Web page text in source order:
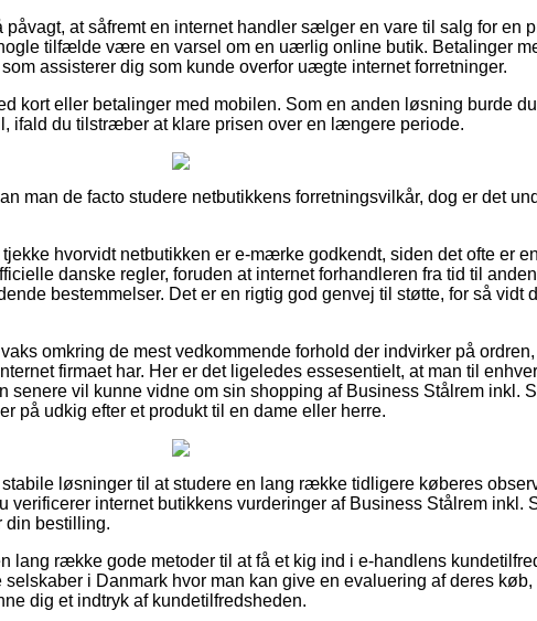
at såfremt en internet handler sælger en vare til salg for en
tilfælde være en varsel om en uærlig online butik. Betalinger
assisterer dig som kunde overfor uægte internet forretninger.
kort eller betalinger med mobilen. Som en anden løsning burde
ifald du tilstræber at klare prisen over en længere periode.
man de facto studere netbutikkens forretningsvilkår, dog er det
hvorvidt netbutikken er e-mærke godkendt, siden det ofte er
danske regler, foruden at internet forhandleren fra tid til
bestemmelser. Det er en rigtig god genvej til støtte, for så vidt
omkring de mest vedkommende forhold der indvirker på
firmaet har. Her er det ligeledes essesentielt, at man til
senere vil kunne vidne om sin shopping af Business Stålrem inkl.
på udkig efter et produkt til en dame eller herre.
løsninger til at studere en lang række tidligere køberes
verificerer internet butikkens vurderinger af Business Stålrem inkl.
din bestilling.
lang række gode metoder til at få et kig ind i e-handlens
i Danmark hvor man kan give en evaluering af deres køb,
dig et indtryk af kundetilfredsheden.